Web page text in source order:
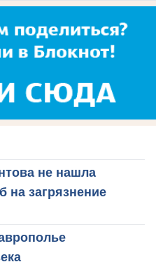
не нашла
на загрязнение